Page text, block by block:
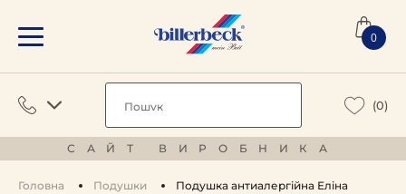
0
(0)
САЙТ ВИРОБНИКА
Головна Подушки Подушка антиалергійна Еліна